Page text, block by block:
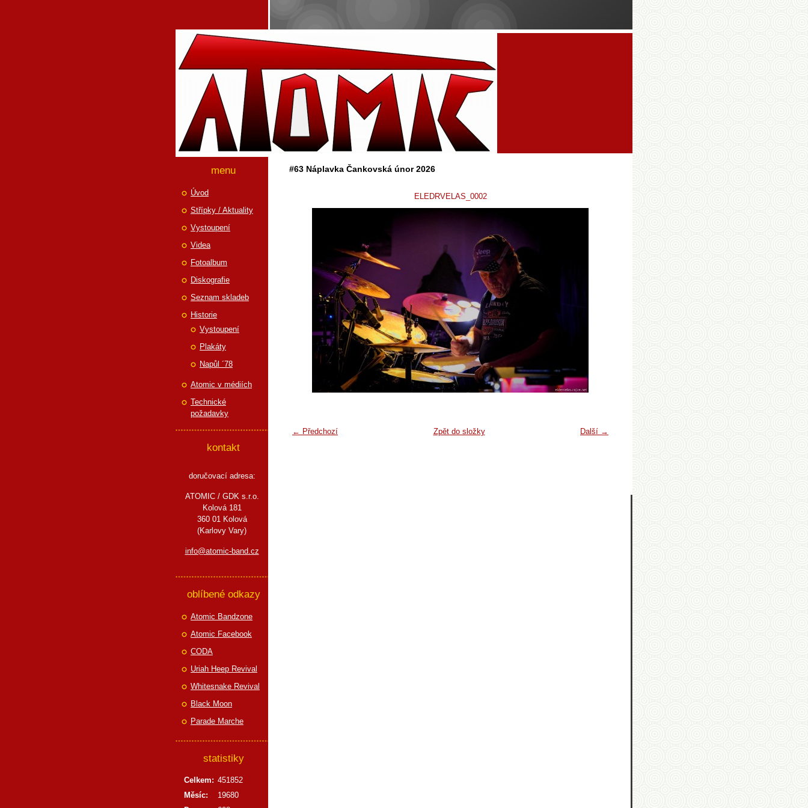
#63 Náplavka Čankovská únor 2026
ELEDRVELAS_0002
← Předchozí Další →
Zpět do složky
menu
Úvod
Střípky / Aktuality
Vystoupení
Videa
Fotoalbum
Diskografie
Seznam skladeb
Historie
Vystoupení
Plakáty
Napůl ´78
Atomic v médiích
Technické
požadavky
kontakt
doručovací adresa:
ATOMIC / GDK s.r.o.
Kolová 181
360 01 Kolová
(Karlovy Vary)
info@atomic-band.cz
oblíbené odkazy
Atomic Bandzone
Atomic Facebook
CODA
Uriah Heep Revival
Whitesnake Revival
Black Moon
Parade Marche
statistiky
Celkem: 451852
Měsíc:
19680